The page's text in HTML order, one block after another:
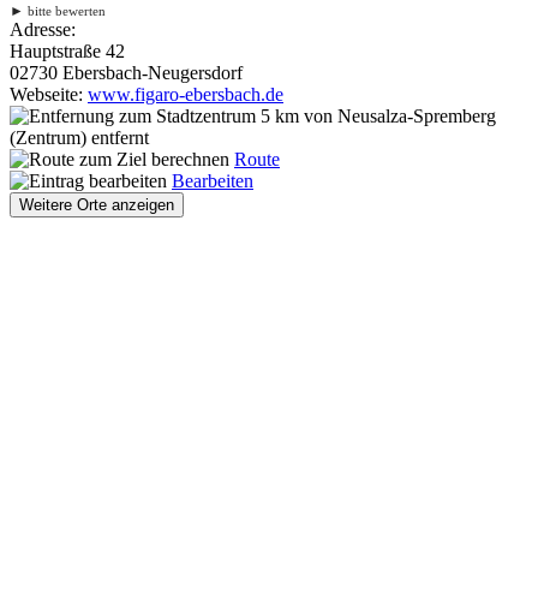
► bitte bewerten
Adresse:
Hauptstraße 42
02730 Ebersbach-Neugersdorf
Webseite: www.figaro-ebersbach.de
5 km von Neusalza-Spremberg
(Zentrum) entfernt
Route
Bearbeiten
Weitere Orte anzeigen